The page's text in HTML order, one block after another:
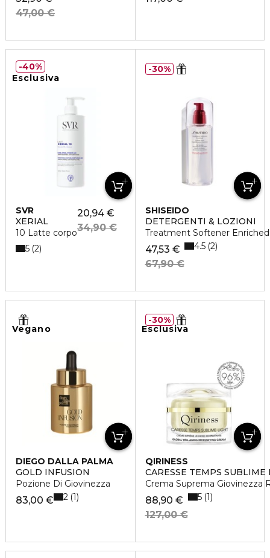
47,00 €
Esclusiva
SVR
XERIAL
10 Latte corpo
20,94 €
34,90 €
5 2
40%
SHISEIDO
DETERGENTI & LOZIONI
Treatment Softener Enriched
47,53 €
67,90 €
4.5 2
30%
Vegano
DIEGO DALLA PALMA
GOLD INFUSION
Pozione Di Giovinezza
83,00 € 2 1
Esclusiva
QIRINESS
CARESSE TEMPS SUBLIME
Crema Suprema Giovinezza
88,90 €
127,00 €
5 1
30%